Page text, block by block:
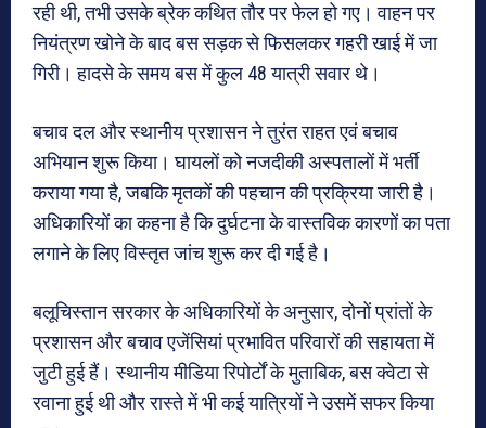
रही थी, तभी उसके ब्रेक कथित तौर पर फेल हो गए। वाहन पर
नियंत्रण खोने के बाद बस सड़क से फिसलकर गहरी खाई में जा
गिरी। हादसे के समय बस में कुल 48 यात्री सवार थे।
बचाव दल और स्थानीय प्रशासन ने तुरंत राहत एवं बचाव
अभियान शुरू किया। घायलों को नजदीकी अस्पतालों में भर्ती
कराया गया है, जबकि मृतकों की पहचान की प्रक्रिया जारी है।
अधिकारियों का कहना है कि दुर्घटना के वास्तविक कारणों का पता
लगाने के लिए विस्तृत जांच शुरू कर दी गई है।
बलूचिस्तान सरकार के अधिकारियों के अनुसार, दोनों प्रांतों के
प्रशासन और बचाव एजेंसियां प्रभावित परिवारों की सहायता में
जुटी हुई हैं। स्थानीय मीडिया रिपोर्टों के मुताबिक, बस क्वेटा से
रवाना हुई थी और रास्ते में भी कई यात्रियों ने उसमें सफर किया